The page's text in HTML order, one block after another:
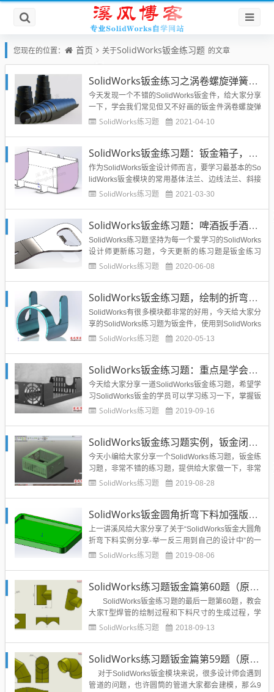
您现在的位置： 首页 关于SolidWorks钣金练习题 的文章
SolidWorks钣金练习之涡卷螺旋弹簧的绘制，思路很好,还可展开下料
今天发现一个不错的SolidWorks钣金件，给大家分享
一下，学会我们常见但又不好画的钣金件涡卷螺旋弹
簧，对于有SolidWorks钣金基础的粉丝学员，可以练
步骤1、打开SolidWork...
SolidWorks练习题 2021-04-10
SolidWorks钣金练习题：钣金箱子，添加薄片的技巧要学会
作为SolidWorks钣金设计师而言，要学习最基本的So
lidWorks钣金模块的常用基体法兰、边线法兰、斜接
法兰、闭合角等等命令外，还有多去实践，因为很多
题，就用到了添加基体薄片的命令，实现增加钣...
SolidWorks练习题 2021-03-30
SolidWorks钣金练习题：啤酒扳手酒瓶起子建模
SolidWorks练习题坚持为每一个爱学习的SolidWorks
设计师更新练习题，今天更新的练习题是钣金练习
题，用到SolidWorks钣金模块，是一个啤酒扳手的建
步骤1、打开Solid...
SolidWorks练习题 2020-06-08
SolidWorks钣金练习题，绘制的折弯命令使用实战案例
SolidWorks有很多模块都非常的好用，今天给大家分
享的SolidWorks练习题为钣金件，使用到SolidWorks
的钣金设计模块，题目非常的简单，用到最多的命令
的钣金设计当中。SolidWo...
SolidWorks练习题 2020-05-13
SolidWorks钣金练习题：重点是学会边线法兰、编辑草图轮廓钣金命令
今天给大家分享一道SolidWorks钣金练习题，希望学
习SolidWorks钣金的学员可以学习练习一下，掌握钣
金的基本命令：基体法兰、边线法兰、边角处理、编
理。效果图：作图步骤：（转自大国工程师）1...
SolidWorks练习题 2019-09-16
SolidWorks钣金练习题实例，钣金闭合角通风口综合应用
今天小编给大家分享一个SolidWorks练习题，钣金练
习题，非常不错的练习题，提供给大家做一下，非常
详细的作图步骤，并且使用到钣金模块的闭合角、通
国工程师）1.上视基准面，草绘矩形。2.基体法兰，
厚度1.5...
SolidWorks练习题 2019-08-28
SolidWorks钣金圆角折弯下料加强版，一定要举一反三奥
上一讲溪风给大家分享了关于“SolidWorks钣金大圆角
折弯下料实例分享-举一反三用到自己的设计中”的一
篇实战练习题，收到了很多设计师的反馈如下图所
的说做模具成型等等问题，这里溪风只想说：感谢大
家的积极...
SolidWorks练习题 2019-08-06
SolidWorks练习题钣金篇第60题（原创）带视频答案模型
SolidWorks钣金练习题的最后一题第60题，教会
大家T型焊管的绘制过程和下料尺寸的生成过程，学
会钣金练习题的这十道题目之后，相信大家会对Solid
SolidWorks练习题 2018-09-13
SolidWorks练习题钣金篇第59题（原创）带视频答案模型
对于SolidWorks钣金模块来说，很多设计师会遇到
管道的问题，也许圆筒的管道大家都会建模，那么9